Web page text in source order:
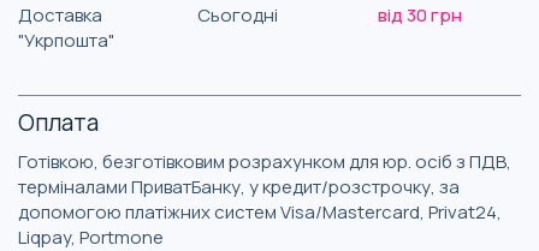
Доставка
"Укрпошта"
Сьогодні від 30 грн
Оплата
Готівкою, безготівковим розрахунком для юр. осіб з ПДВ,
терміналами ПриватБанку, у кредит/розстрочку, за
допомогою платіжних систем Visa/Mastercard, Privat24,
Liqpay, Portmone